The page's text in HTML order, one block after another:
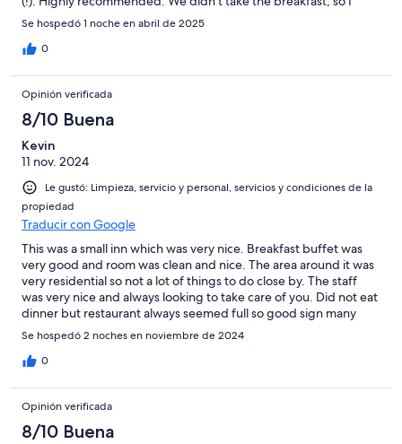
can’t comment on that.
Se hospedó 1 noche en abril de 2025
0
Opinión verificada
8/10 Buena
Kevin
11 nov. 2024
Le gustó: Limpieza, servicio y personal, servicios y condiciones de la
propiedad
Traducir con Google
This was a small inn which was very nice. Breakfast buffet was
very good and room was clean and nice. The area around it was
very residential so not a lot of things to do close by. The staff
was very nice and always looking to take care of you. Did not eat
dinner but restaurant always seemed full so good sign many
locals. Good access to lots of attractions by car and well worth
the cost.
Se hospedó 2 noches en noviembre de 2024
0
Opinión verificada
8/10 Buena